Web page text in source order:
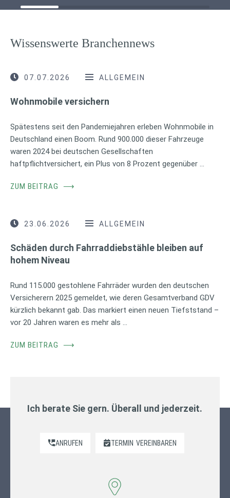
Wissenswerte Branchennews
07.07.2026 ALLGEMEIN
Wohnmobile versichern
Spätestens seit den Pandemiejahren erleben Wohnmobile in
Deutschland einen Boom. Rund 900.000 dieser Fahrzeuge
waren 2024 bei deutschen Gesellschaften
haftpflichtversichert, ein Plus von 8 Prozent gegenüber …
ZUM BEITRAG ⟶
23.06.2026 ALLGEMEIN
Schäden durch Fahrraddiebstähle bleiben auf
hohem Niveau
Rund 115.000 gestohlene Fahrräder wurden den deutschen
Versicherern 2025 gemeldet, wie deren Gesamtverband GDV
kürzlich bekannt gab. Das markiert einen neuen Tiefststand –
vor 20 Jahren waren es mehr als …
ZUM BEITRAG ⟶
Ich berate Sie gern. Überall und jederzeit.
ANRUFEN TERMIN VEREINBAREN